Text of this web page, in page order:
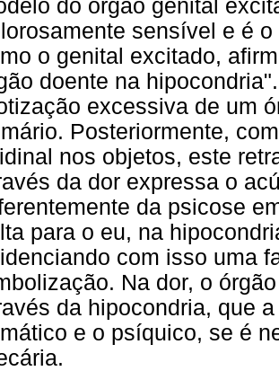
do órgão genital
sensível e é
o genital excitado,
doente na
excessiva de um
Posteriormente,
nos objetos, este
da dor expressa o
da psicose
para o eu, na
com isso uma
Na dor, o
da hipocondria, que
e o psíquico, se é